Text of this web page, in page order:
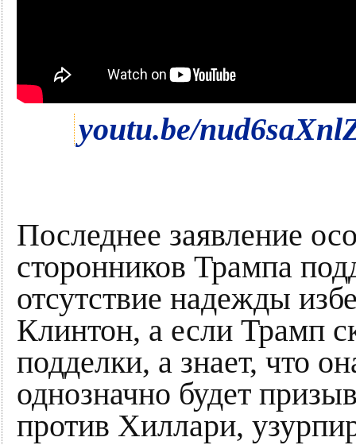
youtu.be/
Последнее заявление
сторонников Трампа
отсутствие надежды
Клинтон, а если Трамп
подделки, а знает, что
однозначно будет
против Хиллари,